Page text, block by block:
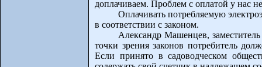
доплачиваем. Проблем с оплатой у нас
Оплачивать потребляемую
в соответствии с законом.
Александр Машенцев,
точки зрения законов потребитель
Если принято в садоводческом